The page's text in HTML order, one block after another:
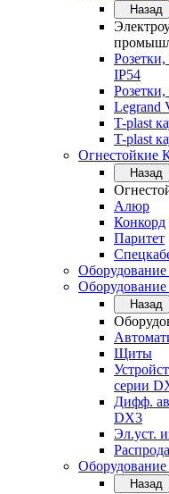
Назад
IP54
Legrand
T-plast
T-plast
Огнестойкие
Назад
Алюр
Конкорд
Паритет
Оборудование
Назад
Щиты
серии
Дифф.
DX3
Эл.уст.
Назад